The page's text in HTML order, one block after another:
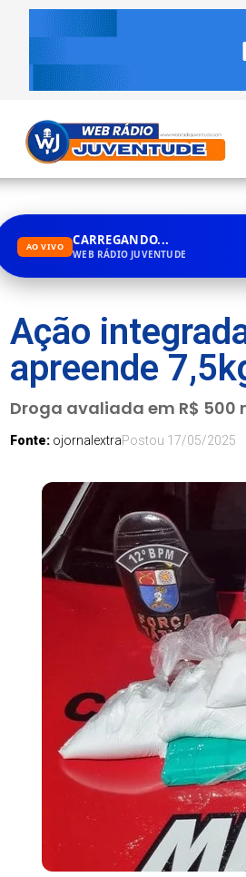
AO VIVO CARREGANDO...
WEB RÁDIO JUVENTUDE
Ação
apreende
Droga avaliada em R$
Fonte: ojornalextraPostou 17/05/2025